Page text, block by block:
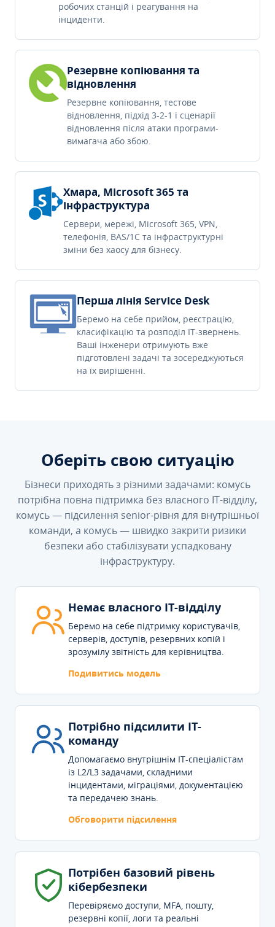
робочих станцій і реагування на
інциденти.
Резервне копіювання та
відновлення
Резервне копіювання, тестове
відновлення, підхід 3-2-1 і сценарії
відновлення після атаки програми-
вимагача або збою.
Хмара, Microsoft 365 та
інфраструктура
Сервери, мережі, Microsoft 365, VPN,
телефонія, BAS/1C та інфраструктурні
зміни без хаосу для бізнесу.
Перша лінія Service Desk
Беремо на себе прийом, реєстрацію,
класифікацію та розподіл IT-звернень.
Ваші інженери отримують вже
підготовлені задачі та зосереджуються
на їх вирішенні.
Оберіть свою ситуацію
Бізнеси приходять з різними задачами: комусь
потрібна повна підтримка без власного IT-відділу,
комусь — підсилення senior-рівня для внутрішньої
команди, а комусь — швидко закрити ризики
безпеки або стабілізувати успадковану
інфраструктуру.
Немає власного IT-відділу
Беремо на себе підтримку користувачів,
серверів, доступів, резервних копій і
зрозумілу звітність для керівництва.
Подивитись модель
Потрібно підсилити IT-
команду
Допомагаємо внутрішнім IT-спеціалістам
із L2/L3 задачами, складними
інцидентами, міграціями, документацією
та передачею знань.
Обговорити підсилення
Потрібен базовий рівень
кібербезпеки
Перевіряємо доступи, MFA, пошту,
резервні копії, логи та реальні